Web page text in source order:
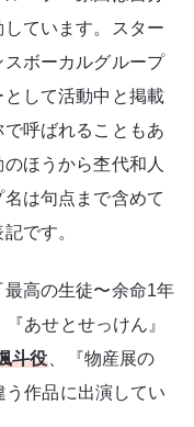
ています。スター
ボーカルグループ
として活動中と掲載
呼ばれることもあ
ほうから杢代和人
は句点まで含めて
です。
高の生徒〜余命1年
『あせとせっけん』
斗役 、『物産展の
作品に出演してい